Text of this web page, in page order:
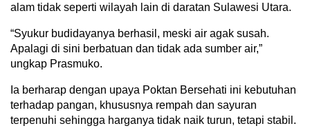
alam tidak seperti wilayah lain di daratan Sulawesi Utara.
“Syukur budidayanya berhasil, meski air agak susah.
Apalagi di sini berbatuan dan tidak ada sumber air,”
ungkap Prasmuko.
Ia berharap dengan upaya Poktan Bersehati ini kebutuhan
terhadap pangan, khususnya rempah dan sayuran
terpenuhi sehingga harganya tidak naik turun, tetapi stabil.